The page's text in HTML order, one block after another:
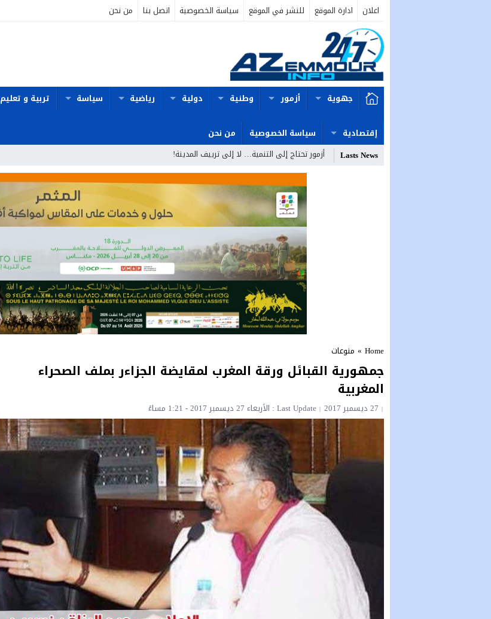
اعلان ادارة الموقع للنشر في الموقع سياسة الخصوصية اتصل بنا من نحن
جهوية أزمور وطنية دولية رياضية سياسة تربية و تعليم
إقتصادية
سياسة الخصوصية
من نحن
Lasts News
أزمور تحتاج إلى التنمية… لا إلى ترييف المدينة!
Home
» منوعات
جمهورية القبائل ورقة المغرب لمقايضة الجزاءر بملف الصحراء
المغربية
27 ديسمبر 2017 Last Update : الأربعاء 27 ديسمبر 2017 - 1:21 مساءً